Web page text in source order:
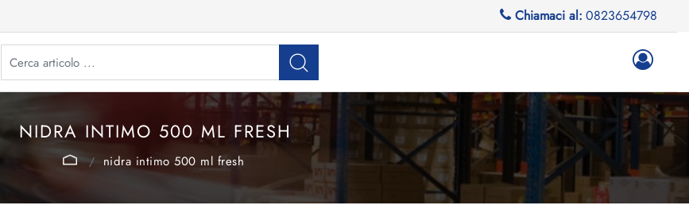
Chiamaci al: 0823654798
NIDRA INTIMO 500 ML FRESH
nidra intimo 500 ml fresh